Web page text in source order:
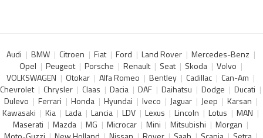
Audi BMW Citroen Fiat Ford Land Rover
Mercedes-Benz
Opel
Peugeot Porsche Renault Seat Skoda
Volvo
VOLKSWAGEN
Otokar Alfa Romeo Bentley Cadillac
Can-Am
Chevrolet
Chrysler Claas Dacia DAF Daihatsu Dodge
Ducati
Dulevo
Ferrari Honda Hyundai Iveco Jaguar Jeep
Karsan
Kawasaki
Kia Lada Lancia LDV Lexus Lincoln Lotus
MAN
Maserati
Mazda MG Microcar Mini Mitsubishi
Morgan